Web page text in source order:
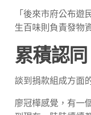
「後來市府公布
生百味則負責發物
累積認
談到捐款組成方面
廖冠樺感覺，有一